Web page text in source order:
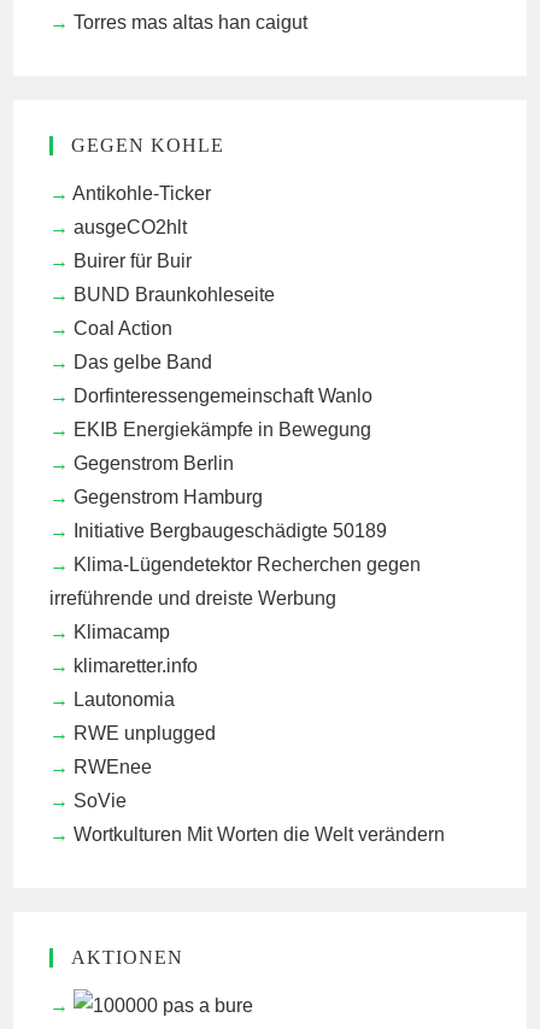
Torres mas altas han caigut
GEGEN KOHLE
Antikohle-Ticker
ausgeCO2hlt
Buirer für Buir
BUND Braunkohleseite
Coal Action
Das gelbe Band
Dorfinteressengemeinschaft Wanlo
EKIB Energiekämpfe in Bewegung
Gegenstrom Berlin
Gegenstrom Hamburg
Initiative Bergbaugeschädigte 50189
Klima-Lügendetektor Recherchen gegen
irreführende und dreiste Werbung
Klimacamp
klimaretter.info
Lautonomia
RWE unplugged
RWEnee
SoVie
Wortkulturen Mit Worten die Welt verändern
AKTIONEN